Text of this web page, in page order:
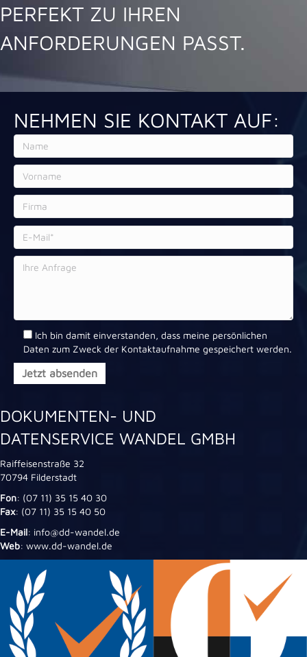
PERFEKT ZU IHREN
ANFORDERUNGEN PASST.
NEHMEN SIE KONTAKT AUF:
Ich bin damit einverstanden, dass meine persönlichen
Daten zum Zweck der Kontaktaufnahme gespeichert werden.
DOKUMENTEN- UND
DATENSERVICE WANDEL GMBH
Raiffeisenstraße 32
70794 Filderstadt
Fon: (07 11) 35 15 40 30
Fax: (07 11) 35 15 40 50
E-Mail: info@dd-wandel.de
Web: www.dd-wandel.de